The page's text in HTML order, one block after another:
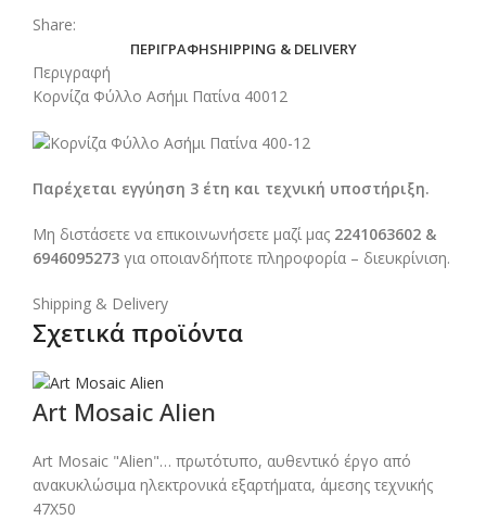
Share:
ΠΕΡΙΓΡΑΦΉSHIPPING & DELIVERY
Περιγραφή
Κορνίζα Φύλλο Ασήμι Πατίνα 40012
Παρέχεται εγγύηση 3 έτη και τεχνική υποστήριξη.
Μη διστάσετε να επικοινωνήσετε μαζί μας 2241063602 &
6946095273 για οποιανδήποτε πληροφορία – διευκρίνιση.
Shipping & Delivery
Σχετικά προϊόντα
Art Mosaic Alien
Art Mosaic "Alien"… πρωτότυπο, αυθεντικό έργο από
ανακυκλώσιμα ηλεκτρονικά εξαρτήματα, άμεσης τεχνικής
47Χ50